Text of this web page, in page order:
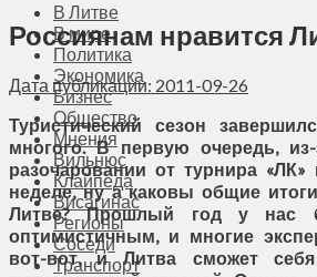
В Литве
В мире
Политика
Экономика
Бизнес
Общество
Мнения
Вильнюс
Клайпеда
Висагинас
Регионы
Соседи
Транспорт
Россиянам нравится
Дата публикации: 2011-09-26
Туристический сезон
многого. В первую очередь,
разочаровании от турнира
неделе, ну а каковы общие
Литве? Прошлый год у нас
оптимистичным, и многие
вот-вот, и Литва сможет